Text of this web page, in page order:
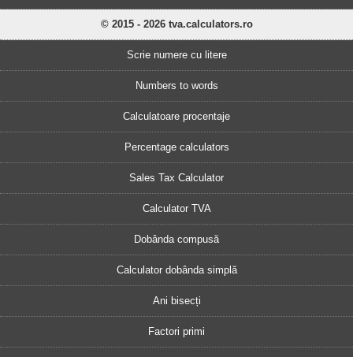
© 2015 - 2026 tva.calculators.ro
Scrie numere cu litere
Numbers to words
Calculatoare procentaje
Percentage calculators
Sales Tax Calculator
Calculator TVA
Dobânda compusă
Calculator dobânda simplă
Ani bisecți
Factori primi